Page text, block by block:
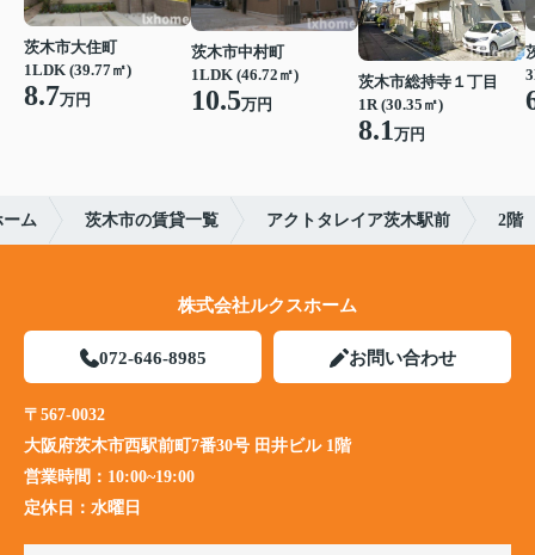
茨木市大住町
1LDK (39.77㎡)
8.7万円
茨木市中村町
1LDK (46.72㎡)
10.5万円
茨木市総持寺１丁目
1R (30.35㎡)
8.1万円
ム 茨木市の賃貸一覧 アクトタレイア茨木駅前 2階
株式会社ルクスホーム
072-646-8985 お問い合わせ
〒567-0032
大阪府茨木市西駅前町7番30号 田井ビル 1階
営業時間： 10:00~19:00
定休日： 水曜日